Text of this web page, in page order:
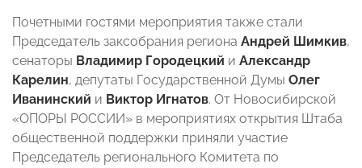
Почетными гостями мероприятия также стали
Председатель заксобрания региона Андрей Шимкив,
сенаторы Владимир Городецкий и Александр
Карелин, депутаты Государственной Думы Олег
Иванинский и Виктор Игнатов. От Новосибирской
«ОПОРЫ РОССИИ» в мероприятиях открытия Штаба
общественной поддержки приняли участие
Председатель регионального Комитета по